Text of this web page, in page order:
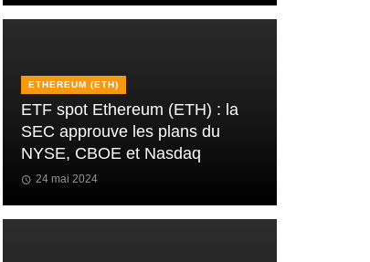
ETHEREUM (ETH)
ETF spot Ethereum (ETH) : la
SEC approuve les plans du
NYSE, CBOE et Nasdaq
24 mai 2024